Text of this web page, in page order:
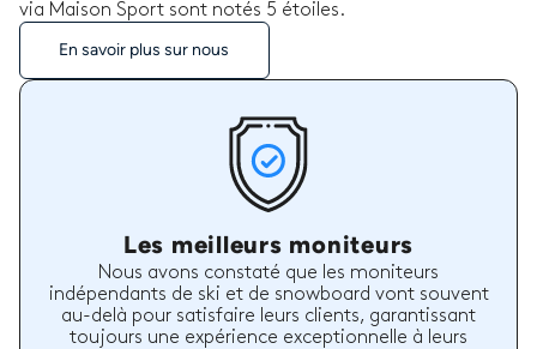
via Maison Sport sont notés 5 étoiles.
En savoir plus sur nous
Les meilleurs moniteurs
Nous avons constaté que les moniteurs
indépendants de ski et de snowboard vont souvent
au-delà pour satisfaire leurs clients, garantissant
toujours une expérience exceptionnelle à leurs